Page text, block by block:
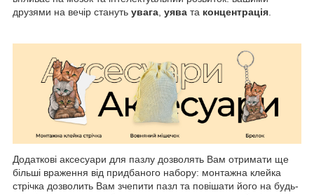
друзями на вечір стануть увага уява та концентрація
Додаткові аксесуари для пазлу дозволять Вам отримати ще
більші враження від придбаного набору: монтажна клейка
стрічка дозволить Вам зчепити пазл та повішати його на будь-